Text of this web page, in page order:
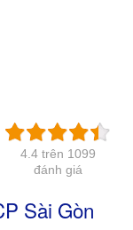
4.4 trên 1099
đánh giá
Sài Gòn